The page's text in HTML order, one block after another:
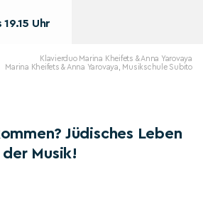
Uhr
Klavierduo Marina Kheifets & Anna Yarovaya
Marina Kheifets & Anna Yarovaya, Musikschule Subito
Jüdisches Leben
Musik!